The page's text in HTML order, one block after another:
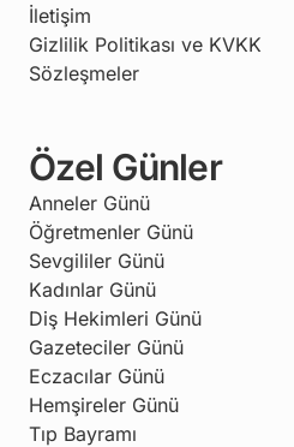
İletişim
Gizlilik Politikası ve KVKK
Sözleşmeler
Özel Günler
Anneler Günü
Öğretmenler Günü
Sevgililer Günü
Kadınlar Günü
Diş Hekimleri Günü
Gazeteciler Günü
Eczacılar Günü
Hemşireler Günü
Tıp Bayramı